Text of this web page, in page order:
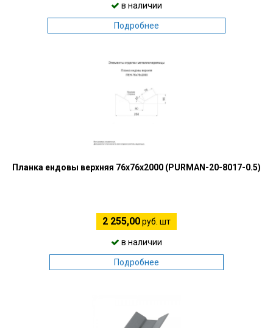
в наличии
Подробнее
Планка ендовы верхняя 76х76х2000 (PURMAN-20-8017-0.5)
2 255,00руб. шт
в наличии
Подробнее